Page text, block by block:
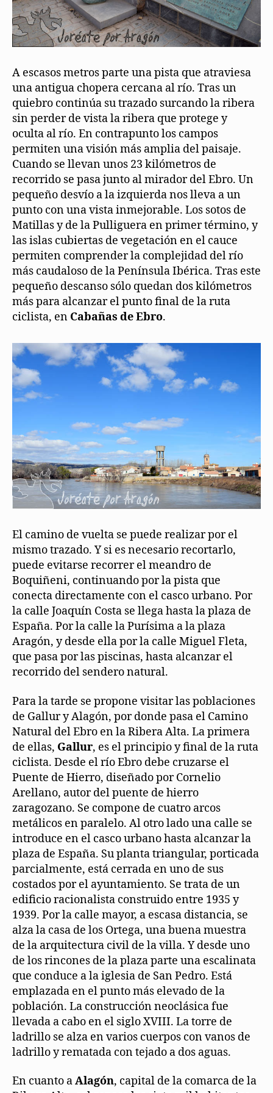
A escasos metros parte una pista que atraviesa
una antigua chopera cercana al río. Tras un
quiebro continúa su trazado surcando la ribera
sin perder de vista la ribera que protege y
oculta al río. En contrapunto los campos
permiten una visión más amplia del paisaje.
Cuando se llevan unos 23 kilómetros de
recorrido se pasa junto al mirador del Ebro. Un
pequeño desvío a la izquierda nos lleva a un
punto con una vista inmejorable. Los sotos de
Matillas y de la Pulliguera en primer término, y
las islas cubiertas de vegetación en el cauce
permiten comprender la complejidad del río
más caudaloso de la Península Ibérica. Tras este
pequeño descanso sólo quedan dos kilómetros
más para alcanzar el punto final de la ruta
ciclista, en Cabañas de Ebro.
El camino de vuelta se puede realizar por el
mismo trazado. Y si es necesario recortarlo,
puede evitarse recorrer el meandro de
Boquiñeni, continuando por la pista que
conecta directamente con el casco urbano. Por
la calle Joaquín Costa se llega hasta la plaza de
España. Por la calle la Purísima a la plaza
Aragón, y desde ella por la calle Miguel Fleta,
que pasa por las piscinas, hasta alcanzar el
recorrido del sendero natural.
Para la tarde se propone visitar las poblaciones
de Gallur y Alagón, por donde pasa el Camino
Natural del Ebro en la Ribera Alta. La primera
de ellas, Gallur, es el principio y final de la ruta
ciclista. Desde el río Ebro debe cruzarse el
Puente de Hierro, diseñado por Cornelio
Arellano, autor del puente de hierro
zaragozano. Se compone de cuatro arcos
metálicos en paralelo. Al otro lado una calle se
introduce en el casco urbano hasta alcanzar la
plaza de España. Su planta triangular, porticada
parcialmente, está cerrada en uno de sus
costados por el ayuntamiento. Se trata de un
edificio racionalista construido entre 1935 y
1939. Por la calle mayor, a escasa distancia, se
alza la casa de los Ortega, una buena muestra
de la arquitectura civil de la villa. Y desde uno
de los rincones de la plaza parte una escalinata
que conduce a la iglesia de San Pedro. Está
emplazada en el punto más elevado de la
población. La construcción neoclásica fue
llevada a cabo en el siglo XVIII. La torre de
ladrillo se alza en varios cuerpos con vanos de
ladrillo y rematada con tejado a dos aguas.
En cuanto aAlagón, capital de la comarca de la